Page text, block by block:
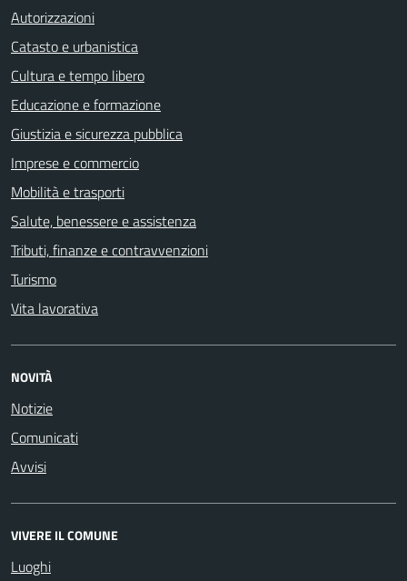
Autorizzazioni
Catasto e urbanistica
Cultura e tempo libero
Educazione e formazione
Giustizia e sicurezza pubblica
Imprese e commercio
Mobilità e trasporti
Salute, benessere e assistenza
Tributi, finanze e contravvenzioni
Turismo
Vita lavorativa
NOVITÀ
Notizie
Comunicati
Avvisi
VIVERE IL COMUNE
Luoghi